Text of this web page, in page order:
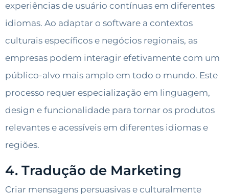
experiências de usuário contínuas em diferentes
idiomas. Ao adaptar o software a contextos
culturais específicos e negócios regionais, as
empresas podem interagir efetivamente com um
público-alvo mais amplo em todo o mundo. Este
processo requer especialização em linguagem,
design e funcionalidade para tornar os produtos
relevantes e acessíveis em diferentes idiomas e
regiões.
4. Tradução de Marketing
Criar mensagens persuasivas e culturalmente